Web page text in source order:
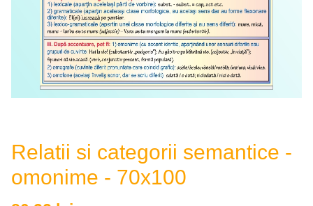
Relatii si categorii semantice -
omonime - 70x100